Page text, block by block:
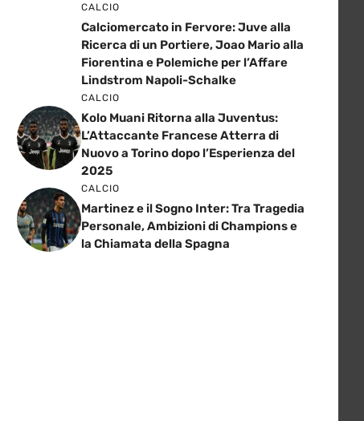
CALCIO
Calciomercato in Fervore: Juve alla
Ricerca di un Portiere, Joao Mario alla
Fiorentina e Polemiche per l’Affare
Lindstrom Napoli-Schalke
CALCIO
Kolo Muani Ritorna alla Juventus:
L’Attaccante Francese Atterra di
Nuovo a Torino dopo l’Esperienza del
2025
CALCIO
Martinez e il Sogno Inter: Tra Tragedia
Personale, Ambizioni di Champions e
la Chiamata della Spagna